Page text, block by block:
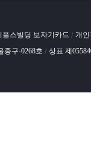
플스빌딩 보자기카드 / 개
중구-0268호 / 상표 제